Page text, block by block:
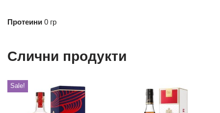
Протеини 0 гр
Слични продукти
Sale!